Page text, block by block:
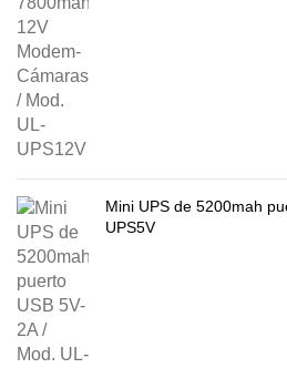
Mini UPS de 5200mah
UPS5V